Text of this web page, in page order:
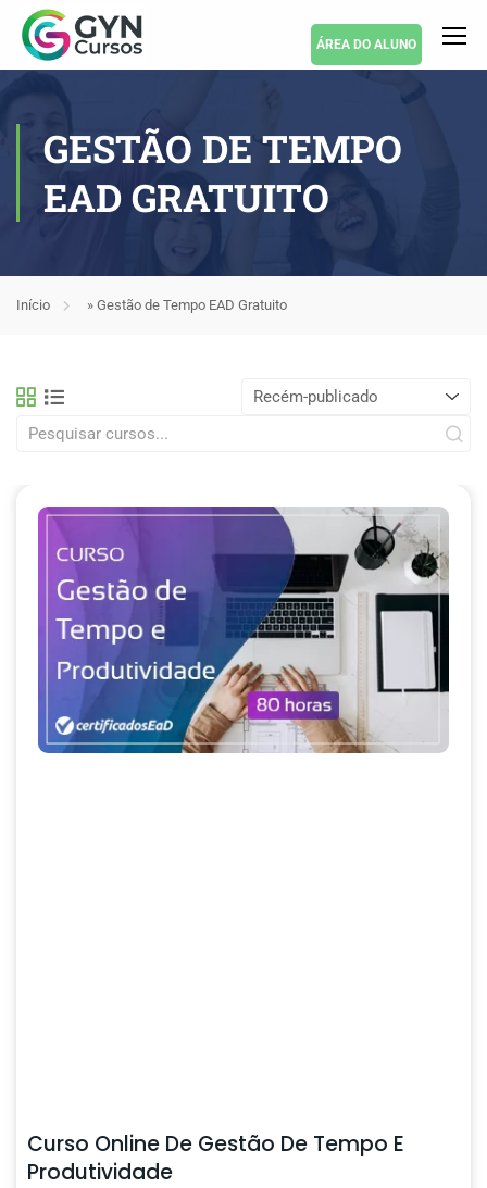
ÁREA DO ALUNO
GESTÃO DE TEMPO
EAD GRATUITO
Início » Gestão de Tempo EAD Gratuito
Curso Online De Gestão De Tempo E
Produtividade